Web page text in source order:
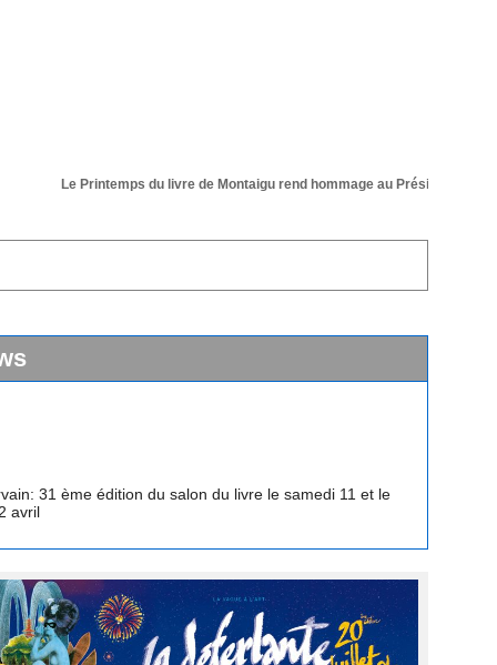
Le Printemps du livre de Montaigu rend hommage au Président de sa 36
avril